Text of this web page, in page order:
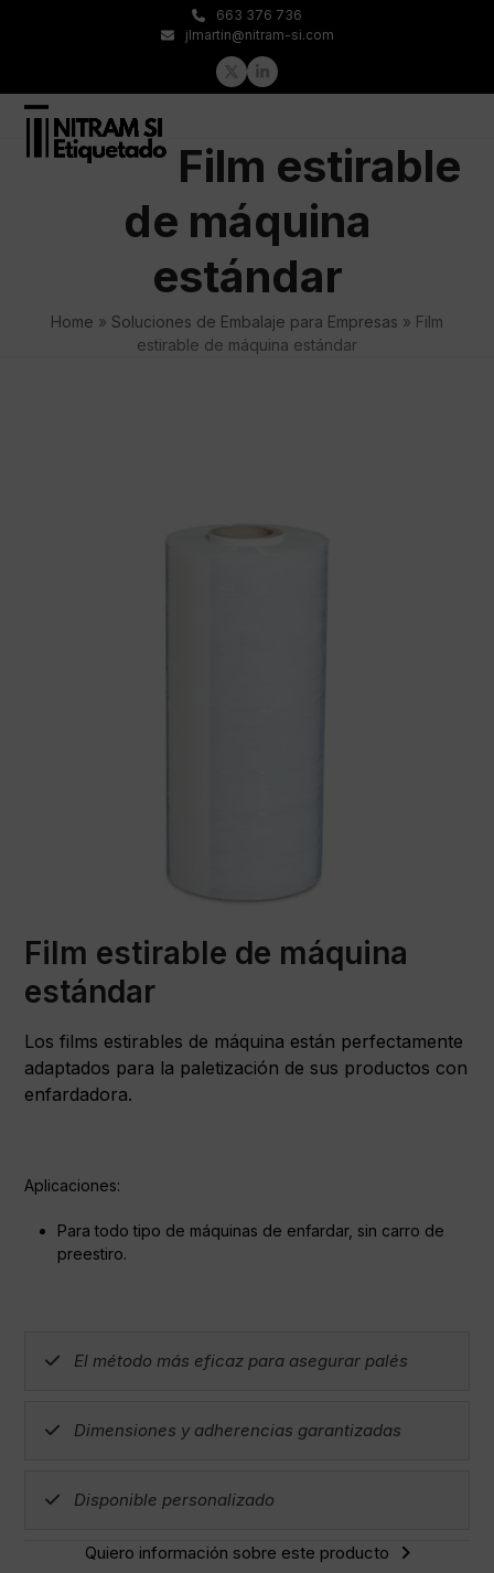
663 376 736
jlmartin@nitram-si.com
TwitterLinkedIn
Open
mobile
Close
mobile
Film estirable
de máquina
estándar
Home » Soluciones de Embalaje para Empresas » Film
estirable de máquina estándar
Film estirable de máquina
estándar
Los films estirables de máquina están perfectamente
adaptados para la paletización de sus productos con
enfardadora.
Aplicaciones:
Para todo tipo de máquinas de enfardar, sin carro de
preestiro.
El método más eficaz para asegurar palés
Dimensiones y adherencias garantizadas
Disponible personalizado
Quiero información sobre este producto